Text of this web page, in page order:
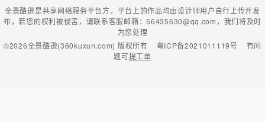
全景酷逊是共享网络服务平台方，平台上的作品均由设计师用户自行上传并发
布，若您的权利被侵害，请联系客服邮箱：56435630@qq.com，我们将及时
为您处理
©2026全景酷逊(360kuxun.com) 版权所有 粤ICP备2021011119号
有问
题可提工单